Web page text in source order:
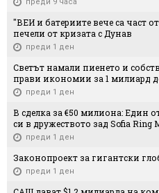
преди 9 часа
"ВЕИ и батериите вече са част
печели от кризата с Дунав
преди 1 ден
Светът намали пиенето и
прави икономии за 1 милиард
преди 1 ден
В сделка за €50 милиона: Един
си в дружеството зад Sofia Ring
преди 1 ден
Законопроект за гигантски
преди 1 ден